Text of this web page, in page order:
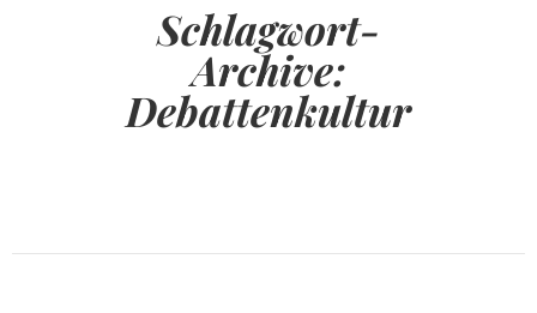
Schlagwort-
Archive:
Debattenkultur